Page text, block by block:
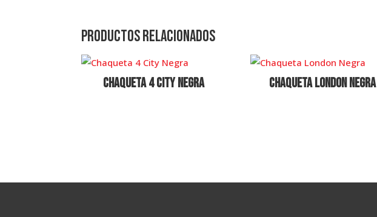
Productos relacionados
Chaqueta 4 City Negra Chaqueta London Negra